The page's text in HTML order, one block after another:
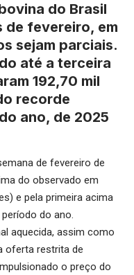
do Brasil
de fevereiro, em
sejam parciais.
até a terceira
192,70 mil
recorde
ano, de 2025
de fevereiro de
do observado em
e pela primeira acima
do ano.
aquecida, assim como
oferta restrita de
o preço do